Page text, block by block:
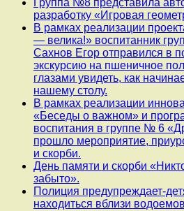
Группа №8 представила
разработку «Игровая
В рамках реализации
— велика!» воспитанник
Сахнов Егор отправился в
экскурсию на пшеничное
глазами увидеть, как
нашему столу.
В рамках реализации
«Беседы о важном» и
воспитания в группе № 6
прошло мероприятие,
и скорби.
День памяти и скорби
забыто».
Полиция предупреждает-
находиться вблизи